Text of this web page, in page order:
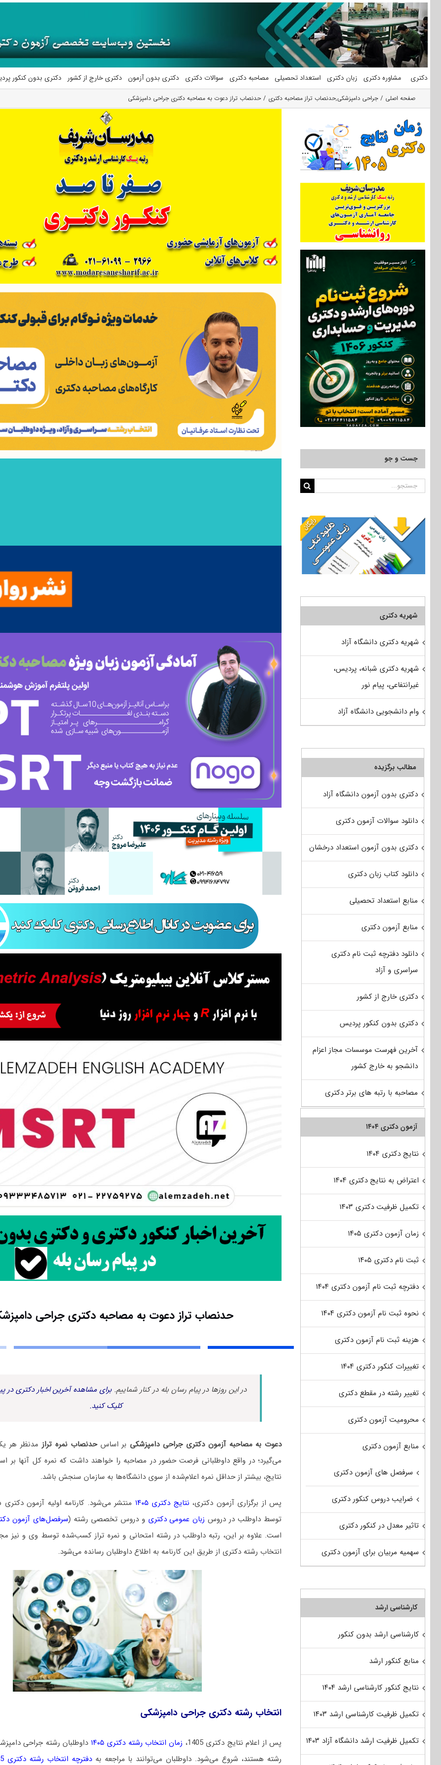
محتوا
دکتری مشاوره دکتری زبان دکتری استعداد تحصیلی مصاحبه دکتری سوالات دکتری دکتری بدون آزمون دکتری خارج از کشور دکتری بدون کنکور
صفحه اصلی جراحی دامپزشکی,حدنصاب تراز مصاحبه دکتری حدنصاب تراز دعوت به مصاحبه دکتری جراحی دامپزشکی
حدنصاب تراز دعوت به مصاحبه دکتری جراحی
در این روزها در پیام رسان بله در کنار شماییم. برای مشاهده آخرین اخبار دکتری در
کلیک کنید.
دعوت به مصاحبه آزمون دکتری جراحی دامپزشکیبر اساسحدنصاب نمره ترازمدنظر هر
می‌گیرد؛ در واقع داوطلبانی فرصت حضور در مصاحبه را خواهند داشت که نمره کل آنها بر
نتایج، بیشتر از حداقل نمره اعلام‌شده از سوی دانشگاه‌ها به سازمان سنجش باشد.
پس از برگزاری آزمون دکتری، نتایج دکتری ۱۴۰۵
منتشر می‌شود. کارنامه اولیه آزمون
توسط داوطلب در دروس زبان عمومی دکتری و دروس تخصصی رشته (سرفصل‌های آزمون
است. علاوه بر این، رتبه داوطلب در رشته امتحانی و نمره تراز کسب‌شده توسط وی و نیز
انتخاب رشته دکتری از طریق این کارنامه به اطلاع داوطلبان رسانده می‌شود.
انتخاب رشته دکتری جراحی دامپزشکی
پس از اعلام نتایج دکتری 1405، زمان انتخاب رشته دکتری ۱۴۰۵
داوطلبان رشته جراحی
رشته هستند، شروع می‌شود. داوطلبان می‌توانند با مراجعه بهدفترچه انتخاب رشته دکتری 1405
جست و جو
جستجو
شهریه دکتری
شهریه دکتری دانشگاه آزاد
شهریه دکتری شبانه، پردیس،
غیرانتفاعی، پیام نور
وام دانشجویی دانشگاه آزاد
مطالب برگزیده
دکتری بدون آزمون دانشگاه آزاد
دانلود سوالات آزمون دکتری
دکتری بدون آزمون استعداد درخشان
دانلود کتاب زبان دکتری
منابع استعداد تحصیلی
منابع آزمون دکتری
دانلود دفترچه ثبت نام دکتری
سراسری و آزاد
دکتری خارج از کشور
دکتری بدون کنکور پردیس
آخرین فهرست موسسات مجاز اعزام
دانشجو به خارج کشور
مصاحبه با رتبه های برتر دکتری
آزمون دکتری ۱۴۰۴
نتایج دکتری ۱۴۰۴
اعتراض به نتایج دکتری ۱۴۰۴
تکمیل ظرفیت دکتری ۱۴۰۳
زمان آزمون دکتری ۱۴۰۵
ثبت نام دکتری ۱۴۰۵
دفترچه ثبت نام آزمون دکتری ۱۴۰۴
نحوه ثبت نام آزمون دکتری ۱۴۰۴
هزینه ثبت نام آزمون دکتری
تغییرات کنکور دکتری ۱۴۰۴
تغییر رشته در مقطع دکتری
محرومیت آزمون دکتری
منابع آزمون دکتری
سرفصل های آزمون دکتری
ضرایب دروس کنکور دکتری
تاثیر معدل در کنکور دکتری
سهمیه مربیان برای آزمون دکتری
کارشناسی ارشد
کارشناسی ارشد بدون کنکور
منابع کنکور ارشد
نتایج کنکور کارشناسی ارشد ۱۴۰۴
تکمیل ظرفیت کارشناسی ارشد ۱۴۰۳
تکمیل ظرفیت ارشد دانشگاه آزاد ۱۴۰۳